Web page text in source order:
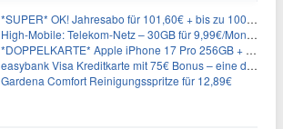
*SUPER* OK! Jahresabo für 101,60€ + bis zu 100€ Prämie
High-Mobile: Telekom-Netz – 30GB für 9,99€/Monat / 80GB für 12,49€/Monat / 100GB für 19,99€/Monat (auch mtl. kündbar)
*DOPPELKARTE* Apple iPhone 17 Pro 256GB + 80€ Online Bonus + 50GB 5G + Alles-Flat im Telekom-Netz für 44,94€/Monat – eff. 4,40€/Monat
easybank Visa Kreditkarte mit 75€ Bonus – eine der besten Kreditkarten
Gardena Comfort Reinigungsspritze für 12,89€